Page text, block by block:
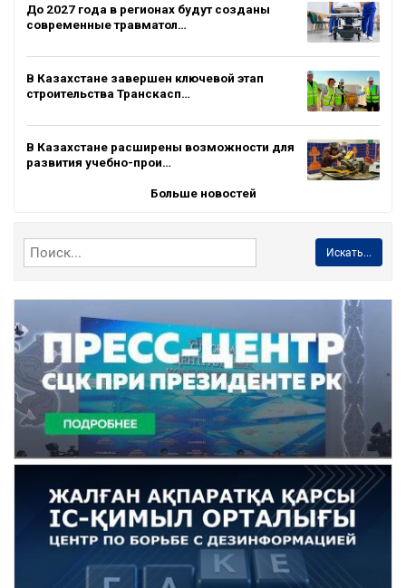
До 2027 года в регионах будут созданы
современные травматол…
В Казахстане завершен ключевой этап
строительства Транскасп…
В Казахстане расширены возможности для
развития учебно-прои…
Больше новостей
Искать...